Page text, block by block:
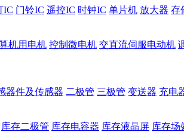
IC 门铃IC 遥控IC 时钟IC 单片机 放大器 存
机用电机 控制微电机 交直流伺服电动机
器件及传感器 二极管 三极管 变送器 充电
库存二极管 库存电容器 库存液晶屏 库存场